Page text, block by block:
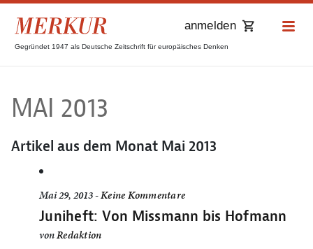
Gegründet 1947 als Deutsche Zeitschrift für europäisches Denken
anmelden
MAI 2013
Artikel aus dem Monat Mai 2013
Mai 29, 2013 -Keine Kommentare
Juniheft: Von Missmann bis Hofmann
vonRedaktion